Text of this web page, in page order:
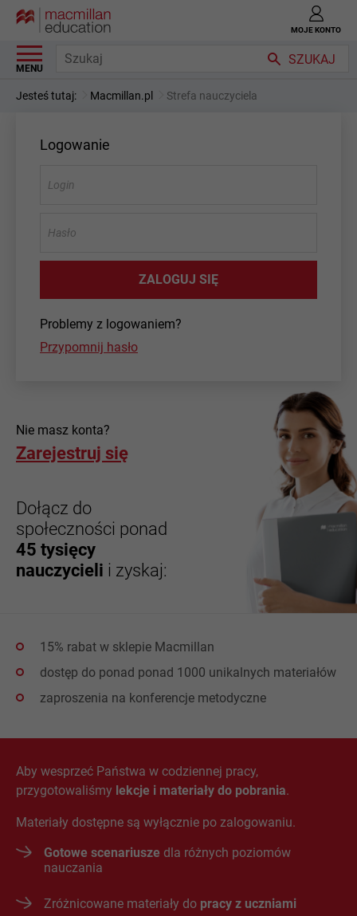
MENU
SZUKAJ
MOJE KONTO
Jesteś tutaj: Macmillan.pl Strefa nauczyciela
Nie masz konta?
Zarejestruj się
Dołącz do
społeczności ponad
45 tysięcy
nauczycieli i zyskaj:
15% rabat w sklepie Macmillan
dostęp do ponad ponad 1000 unikalnych materiałów
zaproszenia na konferencje metodyczne
Logowanie
Login
Hasło
ZALOGUJ SIĘ
Problemy z logowaniem?
Przypomnij hasło
Aby wesprzeć Państwa w codziennej pracy,
przygotowaliśmy lekcje i materiały do pobrania.
Materiały dostępne są wyłącznie po zalogowaniu.
Gotowe scenariusze dla różnych poziomów
nauczania
Zróżnicowane materiały do pracy z uczniami